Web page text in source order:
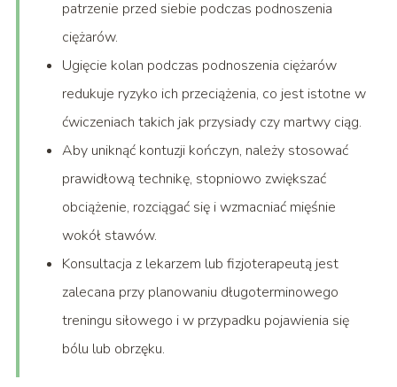
patrzenie przed siebie podczas podnoszenia
ciężarów.
Ugięcie kolan podczas podnoszenia ciężarów
redukuje ryzyko ich przeciążenia, co jest istotne w
ćwiczeniach takich jak przysiady czy martwy ciąg.
Aby uniknąć kontuzji kończyn, należy stosować
prawidłową technikę, stopniowo zwiększać
obciążenie, rozciągać się i wzmacniać mięśnie
wokół stawów.
Konsultacja z lekarzem lub fizjoterapeutą jest
zalecana przy planowaniu długoterminowego
treningu siłowego i w przypadku pojawienia się
bólu lub obrzęku.